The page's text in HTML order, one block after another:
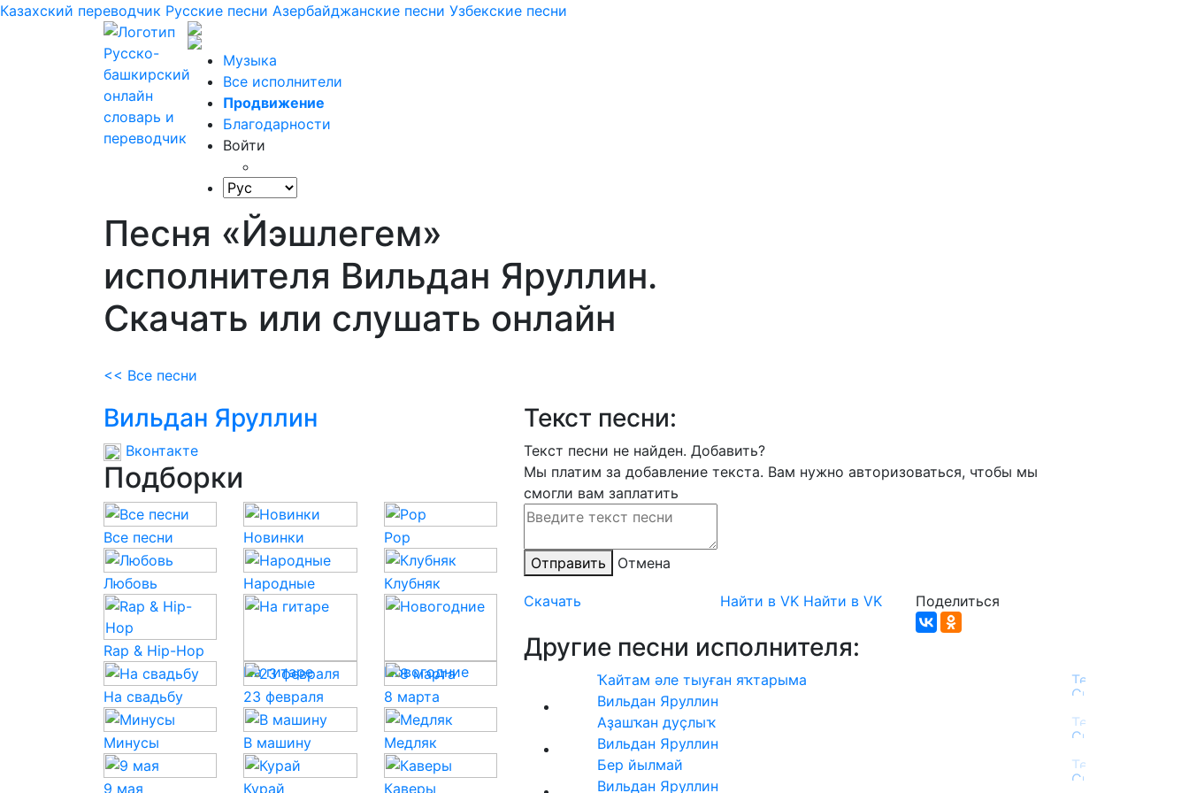
Казахский переводчик Русские песни Азербайджанские песни Узбекские песни
Музыка
Все исполнители
Продвижение
Благодарности
Войти
Песня «Йэшлегем»
исполнителя Вильдан Яруллин.
Скачать или слушать онлайн
<< Все песни
Текст песни:
Текст песни не найден. Добавить?
Мы платим за добавление текста. Вам нужно авторизоваться, чтобы мы
смогли вам заплатить
Отправить Отмена
Скачать Найти в VK Найти в VK Поделиться
Другие песни исполнителя:
Ҡайтам әле тыуған яҡтарыма
Вильдан Яруллин
Аҙашҡан дуҫлыҡ
Вильдан Яруллин
Бер йылмай
Вильдан Яруллин
Вильдан Яруллин
Вконтакте
Подборки
Все песни Новинки Pop
Любовь Народные Клубняк
Rap & Hip-Hop
На гитаре
Новогодние
На свадьбу
23 февраля 8 марта
Минусы В машину Медляк
9 мая Курай Каверы